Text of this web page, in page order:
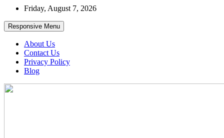
Skip
content
Friday, August 7, 2026
Responsive Menu
About Us
Contact Us
Privacy Policy
Blog